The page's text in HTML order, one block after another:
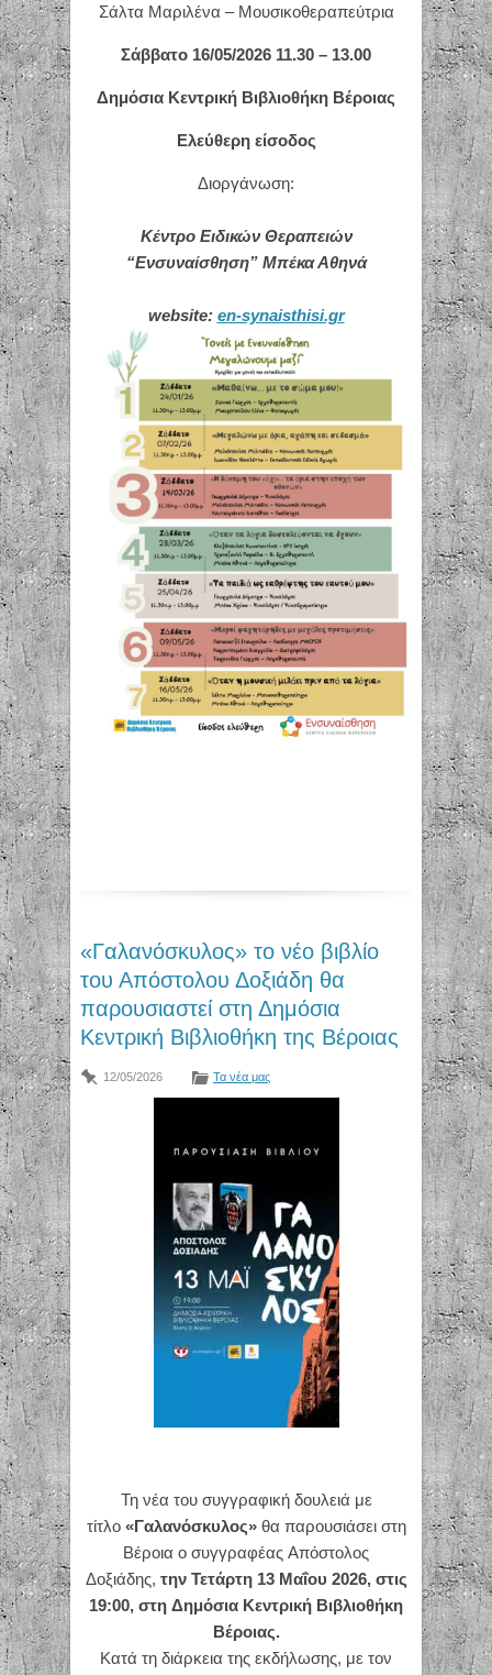
Σάλτα Μαριλένα – Μουσικοθεραπεύτρια
Σάββατο 16/05/2026 11.30 – 13.00
Δημόσια Κεντρική Βιβλιοθήκη Βέροιας
Ελεύθερη είσοδος
Διοργάνωση:
Κέντρο Ειδικών Θεραπειών
“Ενσυναίσθηση” Μπέκα Αθηνά
website: en-synaisthisi.gr
«Γαλανόσκυλος» το νέο βιβλίο
του Απόστολου Δοξιάδη θα
παρουσιαστεί στη Δημόσια
Κεντρική Βιβλιοθήκη της Βέροιας
12/05/2026 Τα νέα μας
Τη νέα του συγγραφική δουλειά με
τίτλο «Γαλανόσκυλος»θα παρουσιάσει στη
Βέροια ο συγγραφέας Απόστολος
Δοξιάδης, την Τετάρτη 13 Μαΐου 2026, στις
19:00, στη Δημόσια Κεντρική Βιβλιοθήκη
Βέροιας.
Κατά τη διάρκεια της εκδήλωσης, με τον